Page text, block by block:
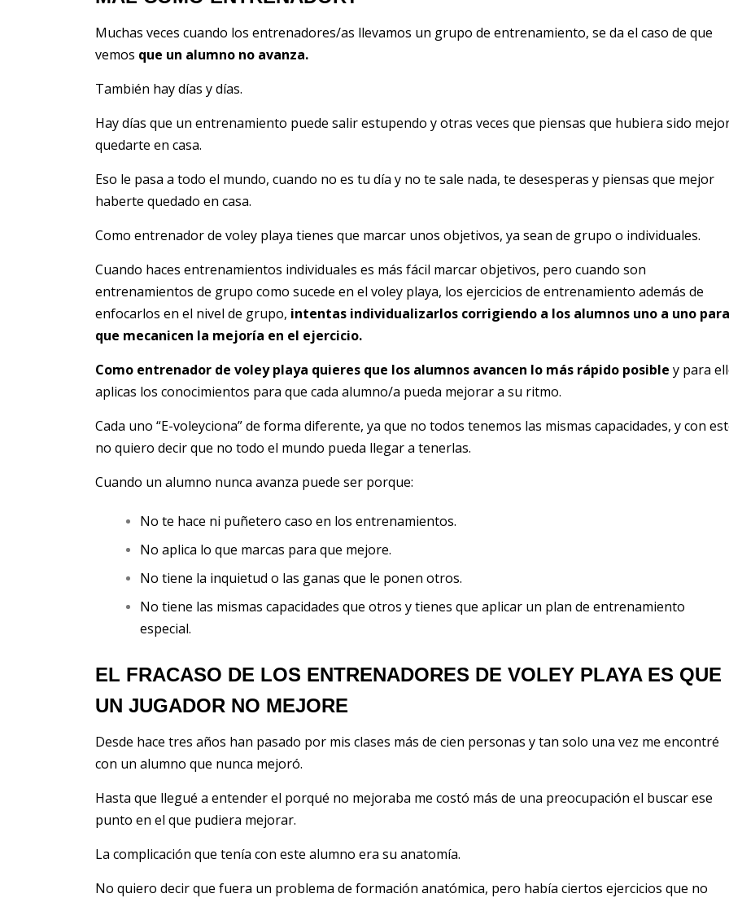
Muchas veces cuando los entrenadores/as llevamos un grupo de entrenamiento, se da el caso de que
vemos que un alumno no avanza.
También hay días y días.
Hay días que un entrenamiento puede salir estupendo y otras veces que piensas que hubiera sido
quedarte en casa.
Eso le pasa a todo el mundo, cuando no es tu día y no te sale nada, te desesperas y piensas que mejor
haberte quedado en casa.
Como entrenador de voley playa tienes que marcar unos objetivos, ya sean de grupo o individuales.
Cuando haces entrenamientos individuales es más fácil marcar objetivos, pero cuando son
entrenamientos de grupo como sucede en el voley playa, los ejercicios de entrenamiento además de
enfocarlos en el nivel de grupo, intentas individualizarlos corrigiendo a los alumnos uno a uno para
que mecanicen la mejoría en el ejercicio.
Como entrenador de voley playa quieres que los alumnos avancen lo más rápido posible y para
aplicas los conocimientos para que cada alumno/a pueda mejorar a su ritmo.
Cada uno “E-voleyciona” de forma diferente, ya que no todos tenemos las mismas capacidades, y con
no quiero decir que no todo el mundo pueda llegar a tenerlas.
Cuando un alumno nunca avanza puede ser porque:
No te hace ni puñetero caso en los entrenamientos.
No aplica lo que marcas para que mejore.
No tiene la inquietud o las ganas que le ponen otros.
No tiene las mismas capacidades que otros y tienes que aplicar un plan de entrenamiento
especial.
EL FRACASO DE LOS ENTRENADORES DE VOLEY PLAYA ES QUE
UN JUGADOR NO MEJORE
Desde hace tres años han pasado por mis clases más de cien personas y tan solo una vez me encontré
con un alumno que nunca mejoró.
Hasta que llegué a entender el porqué no mejoraba me costó más de una preocupación el buscar ese
punto en el que pudiera mejorar.
La complicación que tenía con este alumno era su anatomía.
No quiero decir que fuera un problema de formación anatómica, pero había ciertos ejercicios que no